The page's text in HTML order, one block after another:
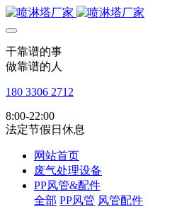
干靠谱的事
做靠谱的人
180 3306 2712
8:00-22:00
法定节假日休息
网站首页
废气处理设备
PP风管&配件
全部 PP风管 风管配件